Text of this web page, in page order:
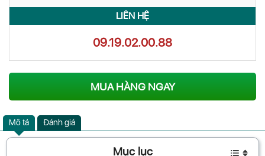
LIÊN HỆ
09.19.02.00.88
MUA HÀNG NGAY
Mô tả Đánh giá
Mục lục